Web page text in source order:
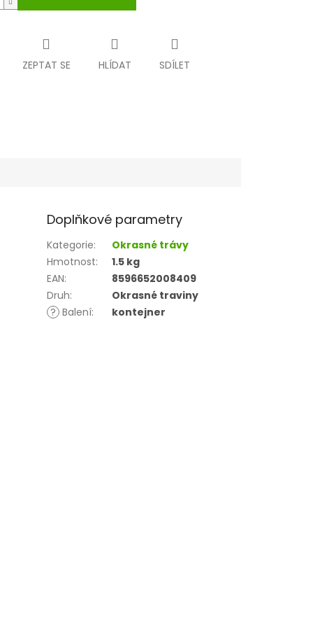
ZEPTAT SE HLÍDAT SDÍLET
Doplňkové parametry
Kategorie:
Okrasné trávy
Hmotnost:
1.5 kg
EAN:
8596652008409
Druh:
Okrasné traviny
? Balení: kontejner